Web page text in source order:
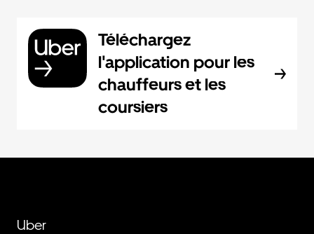
Téléchargez
l'application pour les
chauffeurs et les
coursiers
Uber